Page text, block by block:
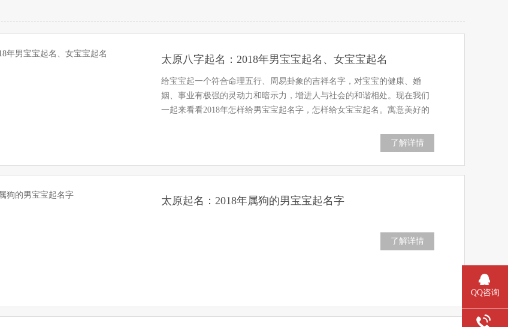
太原八字起名：2018年男宝宝起名、女宝宝起名
给宝宝起一个符合命理五行、周易卦象的吉祥名字，对宝宝的健康、婚
姻、事业有极强的灵动力和暗示力，增进人与社会的和谐相处。现在我们
一起来看看2018年怎样给男宝宝起名字，怎样给女宝宝起名。寓意美好的
了解详情
太原起名：2018年属狗的男宝宝起名字
了解详情
QQ咨询